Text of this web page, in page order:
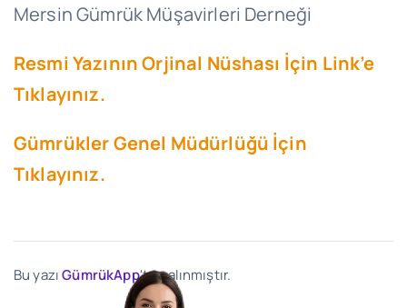
Mersin Gümrük Müşavirleri Derneği
Resmi Yazının Orjinal Nüshası İçin Link’e
Tıklayınız.
Gümrükler Genel Müdürlüğü İçin
Tıklayınız.
Bu yazıGümrükApp'ten alınmıştır.